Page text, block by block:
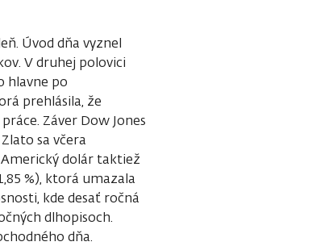
Úvod dňa vyznel
V druhej polovici
hlavne po
prehlásila, že
Záver Dow Jones
sa včera
dolár taktiež
%), ktorá umazala
kde desať ročná
dlhopisoch.
dňa.